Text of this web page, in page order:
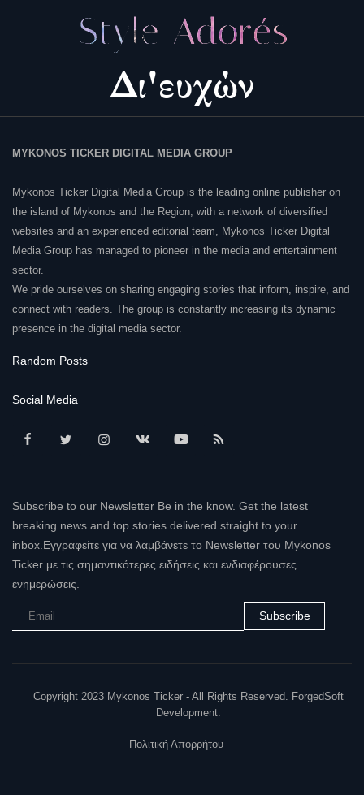
MYKONOS TICKER DIGITAL MEDIA GROUP
Mykonos Ticker Digital Media Group is the leading online publisher on
the island of Mykonos and the Region, with a network of diversified
websites and an experienced editorial team, Mykonos Ticker Digital
Media Group has managed to pioneer in the media and entertainment
sector.
We pride ourselves on sharing engaging stories that inform, inspire, and
connect with readers. The group is constantly increasing its dynamic
presence in the digital media sector.
Random Posts
Social Media
Subscribe to our Newsletter Be in the know. Get the latest
breaking news and top stories delivered straight to your
inbox.Εγγραφείτε για να λαμβάνετε το Newsletter του Mykonos
Ticker με τις σημαντικότερες ειδήσεις και ενδιαφέρουσες
ενημερώσεις.
Subscribe
Copyright 2023 Mykonos Ticker - All Rights Reserved. ForgedSoft
Development.
Πολιτική Απορρήτου